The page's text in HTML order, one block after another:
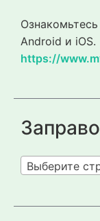
Android и iOS.
https://
Выберите